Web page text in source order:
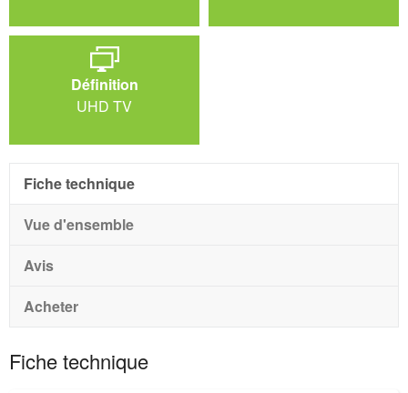
Définition
UHD TV
Fiche technique
Vue d'ensemble
Avis
Acheter
Fiche technique